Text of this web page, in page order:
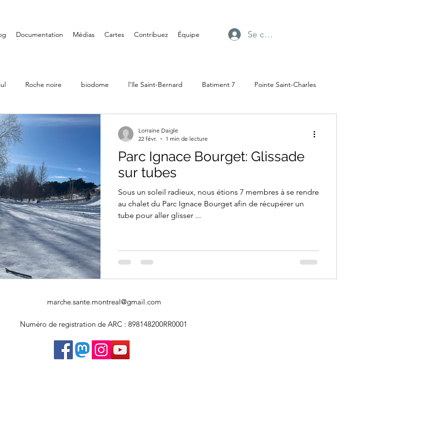
Documentation Médias Cartes Contribuez Équipe Se connecter
Roche noire biodome l’île Saint-Bernard Batiment 7 Pointe Saint-Charles
Ville Émard Musées
LaSalle Iles de Boucherville Château Dufresne Parc Angrignon
Art mural Saint-Henri Fondation PHI Carré Doré
Art souterrain Salons et expositions
Parc Ignace Bourget: Glissade
sur tubes
Sous un soleil radieux, nous étions 7 membres à se rendre
au chalet du Parc Ignace Bourget afin de récupérer un
tube pour aller glisser ...
Lorraine Daigle
22 févr.
1 min de lecture
marche.sante.montreal@gmail.com
Numéro de registration de ARC : 898148200RR0001